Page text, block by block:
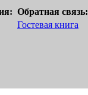
Обратная связь:
Гостевая книга